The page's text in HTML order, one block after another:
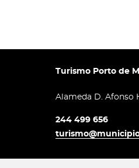
Turismo Porto de
Alameda D. Afonso
244 499 656